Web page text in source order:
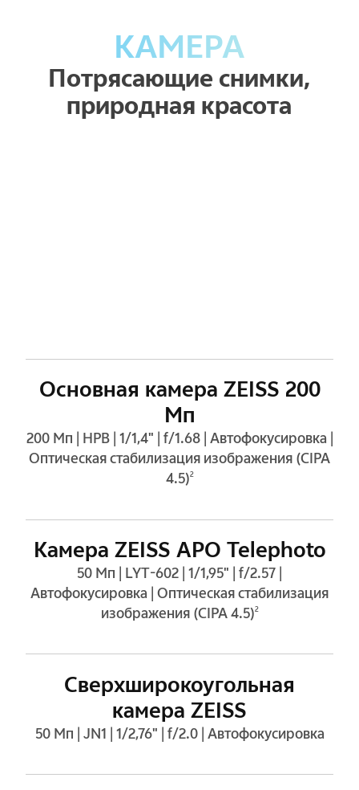
КАМЕРА
Потрясающие снимки,
природная красота
Основная камера ZEISS 200
Мп
200 Мп | HPB | 1/1,4" | f/1.68 | Автофокусировка |
Оптическая стабилизация изображения (CIPA
4.5)2
Камера ZEISS APO Telephoto
50 Мп | LYT-602 | 1/1,95" | f/2.57 |
Автофокусировка | Оптическая стабилизация
изображения (CIPA 4.5)2
Сверхширокоугольная
камера ZEISS
50 Мп | JN1 | 1/2,76" | f/2.0 | Автофокусировка